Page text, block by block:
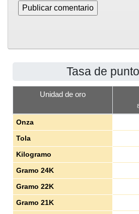
Tasa de
Unidad de oro
Onza
Tola
Kilogramo
Gramo 24K
Gramo 22K
Gramo 21K